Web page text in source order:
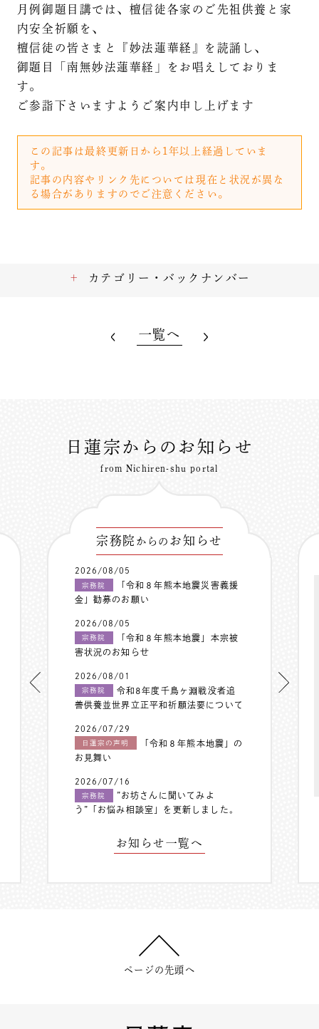
月例御題目講では、檀信徒各家のご先祖供養と家
内安全祈願を、
檀信徒の皆さまと『妙法蓮華経』を読誦し、
御題目「南無妙法蓮華経」をお唱えしておりま
す。
ご参詣下さいますようご案内申し上げます
この記事は最終更新日から1年以上経過していま
す。
記事の内容やリンク先については現在と状況が異な
る場合がありますのでご注意ください。
カテゴリー・バックナンバー
一覧へ
日蓮宗からのお知らせ
from Nichiren-shu portal
宗務院 からの お知らせ
2026/08/05
宗務院
「令和８年熊本地震災害義援
金」勧募のお願い
2026/08/05
宗務院
「令和８年熊本地震」本宗被
害状況のお知らせ
2026/08/01
宗務院
令和8年度千鳥ヶ淵戦没者追
善供養並世界立正平和祈願法要について
2026/07/29
日蓮宗の声明
「令和８年熊本地震」の
お見舞い
2026/07/16
宗務院
”お坊さんに聞いてみよ
う”「お悩み相談室」を更新しました。
お知らせ一覧へ
ページの先頭へ